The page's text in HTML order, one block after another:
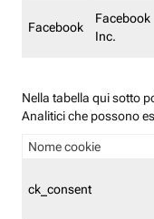
Facebook
Facebook
Inc.
Nella tabella qui sotto
Analitici che possono
Nome cookie
ck_consent